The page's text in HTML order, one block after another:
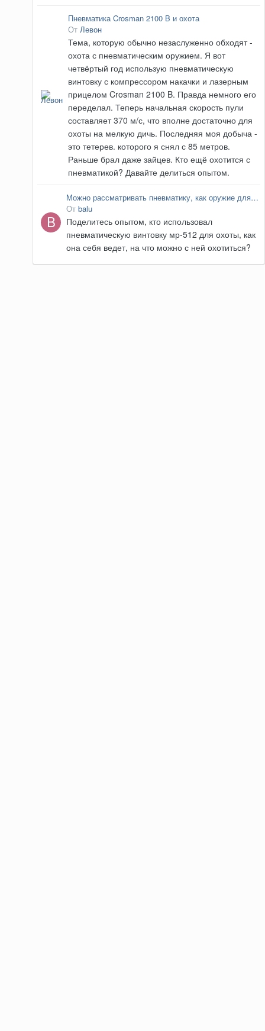
Пневматика Crosman 2100 B и охота
ОтЛевон
Тема, которую обычно незаслуженно обходят -
охота с пневматическим оружием. Я вот
четвёртый год использую пневматическую
винтовку с компрессором накачки и лазерным
прицелом Crosman 2100 B. Правда немного его
переделал. Теперь начальная скорость пули
составляет 370 м/с, что вполне достаточно для
охоты на мелкую дичь. Последняя моя добыча -
это тетерев. которого я снял с 85 метров.
Раньше брал даже зайцев. Кто ещё охотится с
пневматикой? Давайте делиться опытом.
Можно рассматривать пневматику, как оружие для охоты?
Отbalu
Поделитесь опытом, кто использовал
пневматическую винтовку мр-512 для охоты, как
она себя ведет, на что можно с ней охотиться?